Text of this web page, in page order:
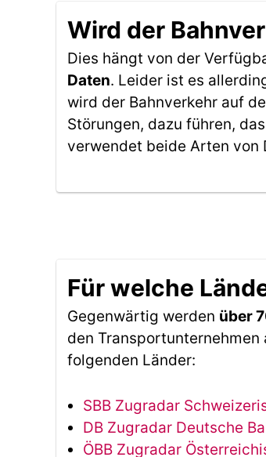
Wird der
Dies hängt von der
Daten. Leider ist es
wird der Bahnverkehr auf
Störungen, dazu führen,
verwendet beide Arten von
Für welche
Gegenwärtig werden über
den
folgenden Länder:
SBB Zugradar
DB Zugradar Deutsche
ÖBB Zugradar